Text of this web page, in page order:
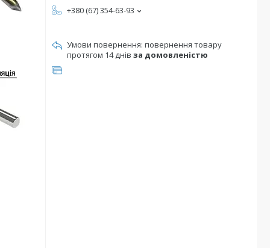
+380 (67) 354-63-93
повернення товару
протягом 14 днів за домовленістю